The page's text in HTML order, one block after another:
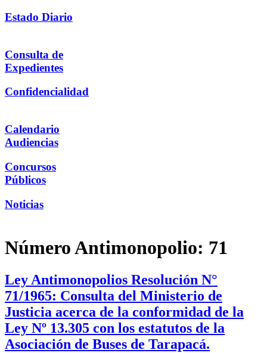
Estado Diario
Consulta de
Expedientes
Confidencialidad
Calendario
Audiencias
Concursos
Públicos
Noticias
Número Antimonopolio: 71
Ley Antimonopolios Resolución N°
71/1965: Consulta del Ministerio de
Justicia acerca de la conformidad de la
Ley Nº 13.305 con los estatutos de la
Asociación de Buses de Tarapacá.